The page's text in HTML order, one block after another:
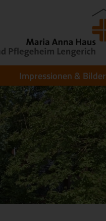
Impressionen & Bilder